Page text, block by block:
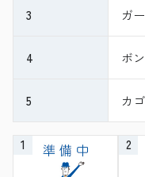
3 ガ
4 ボ
5 カゴ
1 2